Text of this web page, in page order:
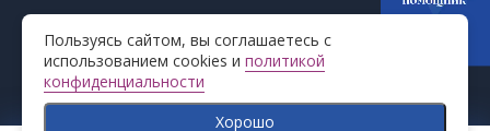
Авторское право © GranStudio 2023-2026. Все права
защищены
Пользуясь сайтом, вы соглашаетесь с
использованием cookies и политикой
конфиденциальности
Хорошо